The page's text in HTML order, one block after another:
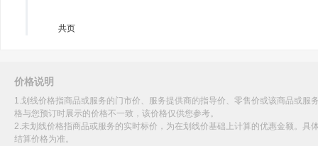
共页
价格说明
1.划线价格指商品或服务的门市价、服务提供商的指导价、零售价或该商品或
格与您预订时展示的价格不一致，该价格仅供您参考。
2.未划线价格指商品或服务的实时标价，为在划线价基础上计算的优惠金额。
结算价格为准。